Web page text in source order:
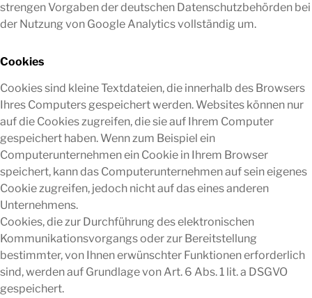
strengen Vorgaben der deutschen Datenschutzbehörden bei
der Nutzung von Google Analytics vollständig um.
Cookies
Cookies sind kleine Textdateien, die innerhalb des Browsers
Ihres Computers gespeichert werden. Websites können nur
auf die Cookies zugreifen, die sie auf Ihrem Computer
gespeichert haben. Wenn zum Beispiel ein
Computerunternehmen ein Cookie in Ihrem Browser
speichert, kann das Computerunternehmen auf sein eigenes
Cookie zugreifen, jedoch nicht auf das eines anderen
Unternehmens.
Cookies, die zur Durchführung des elektronischen
Kommunikationsvorgangs oder zur Bereitstellung
bestimmter, von Ihnen erwünschter Funktionen erforderlich
sind, werden auf Grundlage von Art. 6 Abs. 1 lit. a DSGVO
gespeichert.